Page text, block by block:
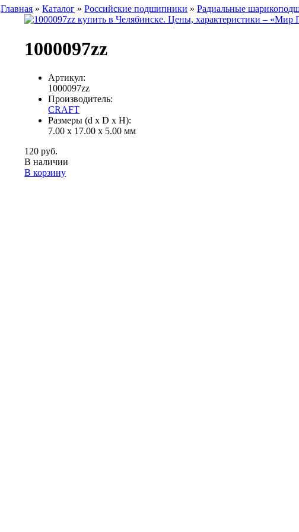
Главная »Каталог »Российские подшипники »Радиальные
1000097zz
Артикул:
1000097zz
Производитель:
CRAFT
Размеры (d x D x H):
7.00 x 17.00 x 5.00 мм
120 руб.
В наличии
В корзину